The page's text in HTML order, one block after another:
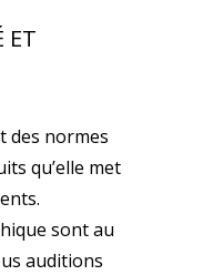
ET
des normes
qu’elle met
sont au
auditions